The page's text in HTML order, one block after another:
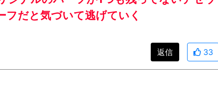
フだと気づいて逃げていく
返信
33